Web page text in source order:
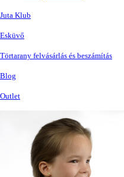
Juta Klub
Esküvő
Törtarany felvásárlás és beszámítás
Blog
Outlet